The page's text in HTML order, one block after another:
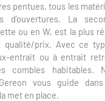
pentues, tous les
d’ouvertures. La
ou en W, est la plus
qualité/prix. Avec ce
entrait ou à entrait
combles habitables.
Gereon vous guide
met en place.